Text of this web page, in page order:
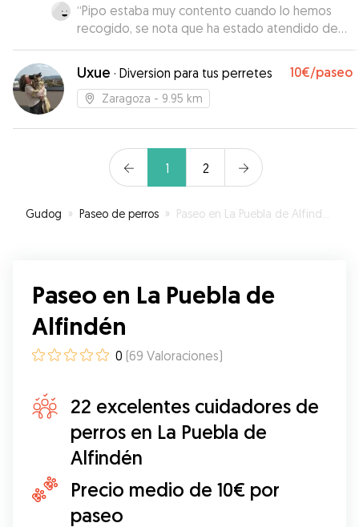
“Pipo estaba muy contento cuando lo hemos
recogido, se nota que ha estado atendido de
forma muy cariñosa. Gracias Eva por todas los
cuidados que has tenido con pipo
Uxue · Diversion para tus perretes 10€/paseo
Zaragoza - 9.95 km
1 2
Gudog » Paseo de perros » Paseo en La Puebla de Alfindén
Paseo en La Puebla de
Alfindén
0 (69 Valoraciones)
22 excelentes cuidadores de
perros en La Puebla de
Alfindén
Precio medio de 10€ por
paseo